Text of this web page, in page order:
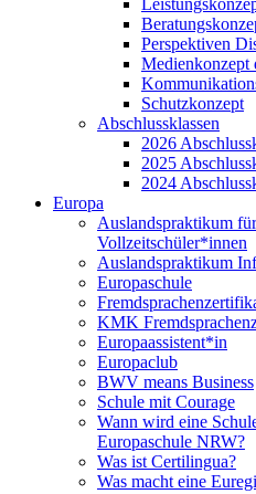
Perspektiven
Medienkonzept
Schutzkonzept
Abschlussklassen
2026
2025
2024
Europa
Auslandspraktikum für
Vollzeitschüler*innen
Auslandspraktikum
Europaschule
KMK
Europaassistent*in
Europaclub
BWV means Business
Schule mit Courage
Wann wird eine
Europaschule NRW?
Was ist Certilingua?
Was macht eine